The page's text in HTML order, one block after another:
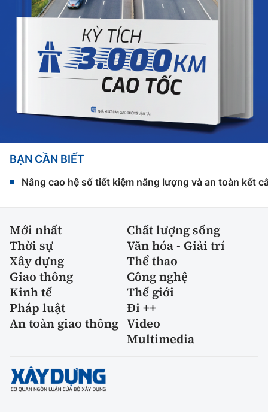
BẠN CẦN BIẾT
Nâng cao hệ số tiết kiệm năng lượng và an toàn kết
Mới nhất
Chất lượng sống
Thời sự
Văn hóa - Giải trí
Xây dựng
Thể thao
Giao thông
Công nghệ
Kinh tế
Thế giới
Pháp luật
Đi ++
An toàn giao thông Video
Multimedia